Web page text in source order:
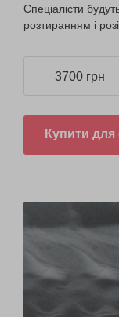
Спеціалісти
розтиранням і
3700 грн
Купити для